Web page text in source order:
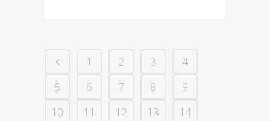
1 2 3
4
5
6 7 8
9
10
11 12 13
14